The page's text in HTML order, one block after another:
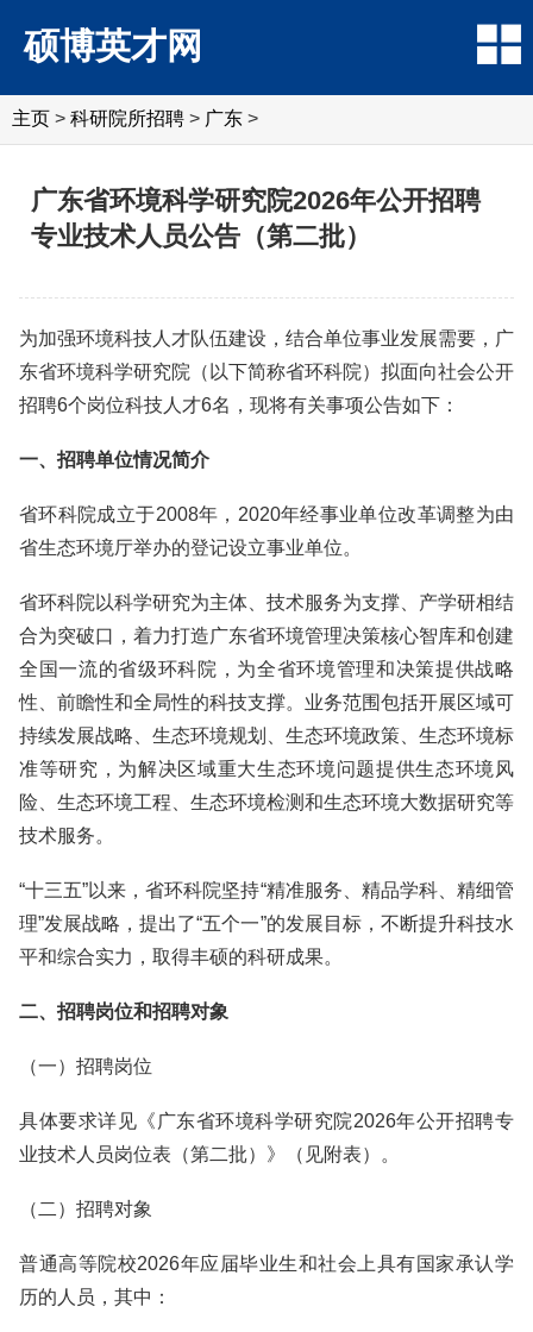
硕博英才网
主页 > 科研院所招聘 > ‌‌广东 >
广东省环境科学研究院2026年公开招聘
专业技术人员公告（第二批）
为加强环境科技人才队伍建设，结合单位事业发展需要，广
东省环境科学研究院（以下简称省环科院）拟面向社会公开
招聘6个岗位科技人才6名，现将有关事项公告如下：
一、招聘单位情况简介
省环科院成立于2008年，2020年经事业单位改革调整为由
省生态环境厅举办的登记设立事业单位。
省环科院以科学研究为主体、技术服务为支撑、产学研相结
合为突破口，着力打造广东省环境管理决策核心智库和创建
全国一流的省级环科院，为全省环境管理和决策提供战略
性、前瞻性和全局性的科技支撑。业务范围包括开展区域可
持续发展战略、生态环境规划、生态环境政策、生态环境标
准等研究，为解决区域重大生态环境问题提供生态环境风
险、生态环境工程、生态环境检测和生态环境大数据研究等
技术服务。
“十三五”以来，省环科院坚持“精准服务、精品学科、精细管
理”发展战略，提出了“五个一”的发展目标，不断提升科技水
平和综合实力，取得丰硕的科研成果。
二、招聘岗位和招聘对象
（一）招聘岗位
具体要求详见《广东省环境科学研究院2026年公开招聘专
业技术人员岗位表（第二批）》（见附表）。
（二）招聘对象
普通高等院校2026年应届毕业生和社会上具有国家承认学
历的人员，其中：